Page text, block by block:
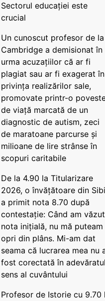
Sectorul educației este
crucial
Un cunoscut profesor de la
Cambridge a demisionat în
urma acuzațiilor că ar fi
plagiat sau ar fi exagerat în
privința realizărilor sale,
promovate printr-o
de viață marcată de un
diagnostic de autism, zeci
de maratoane parcurse și
milioane de lire strânse în
scopuri caritabile
De la 4.90 la Titularizare
2026, o învățătoare din
a primit nota 8.70 după
contestație: Când am văzut
nota inițială, nu mă puteam
opri din plâns. Mi-am dat
seama că lucrarea mea nu
fost corectată în adevăratul
sens al cuvântului
Profesor de Istorie cu 9.70